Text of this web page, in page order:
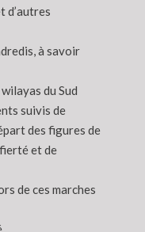
d’autres
à savoir
du Sud
suivis de
des figures de
et de
de ces marches